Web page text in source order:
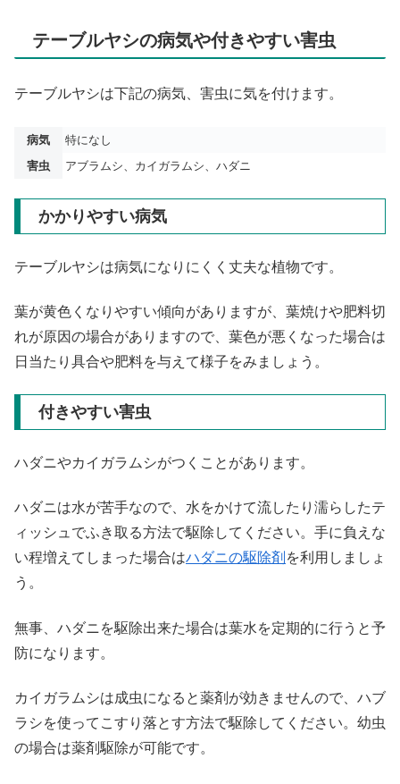
テーブルヤシの病気や付きやすい害虫
テーブルヤシは下記の病気、害虫に気を付けます。
病気
特になし
害虫
アブラムシ、カイガラムシ、ハダニ
かかりやすい病気
テーブルヤシは病気になりにくく丈夫な植物です。
葉が黄色くなりやすい傾向がありますが、葉焼けや肥料切
れが原因の場合がありますので、葉色が悪くなった場合は
日当たり具合や肥料を与えて様子をみましょう。
付きやすい害虫
ハダニやカイガラムシがつくことがあります。
ハダニは水が苦手なので、水をかけて流したり濡らしたテ
ィッシュでふき取る方法で駆除してください。手に負えな
い程増えてしまった場合はハダニの駆除剤 を利用しましょ
う。
無事、ハダニを駆除出来た場合は葉水を定期的に行うと予
防になります。
カイガラムシは成虫になると薬剤が効きませんので、ハブ
ラシを使ってこすり落とす方法で駆除してください。幼虫
の場合は薬剤駆除が可能です。